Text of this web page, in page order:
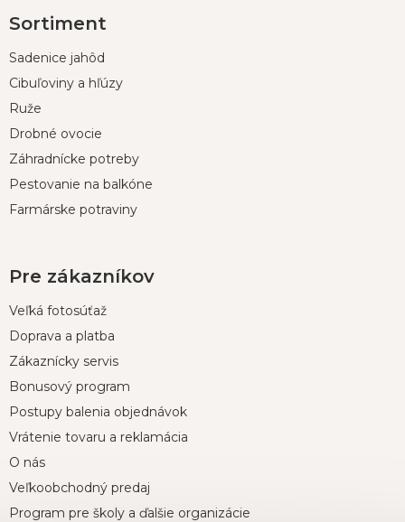
á
ä
Sortiment
Sadenice jahôd
Cibuľoviny a hľúzy
Ruže
Drobné ovocie
Záhradnícke potreby
Pestovanie na balkóne
Farmárske potraviny
Pre zákazníkov
Veľká fotosúťaž
Doprava a platba
Zákaznícky servis
Bonusový program
Postupy balenia objednávok
Vrátenie tovaru a reklamácia
O nás
Veľkoobchodný predaj
Program pre školy a ďalšie organizácie